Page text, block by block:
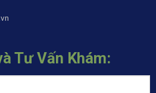
Tư Vấn Khám: